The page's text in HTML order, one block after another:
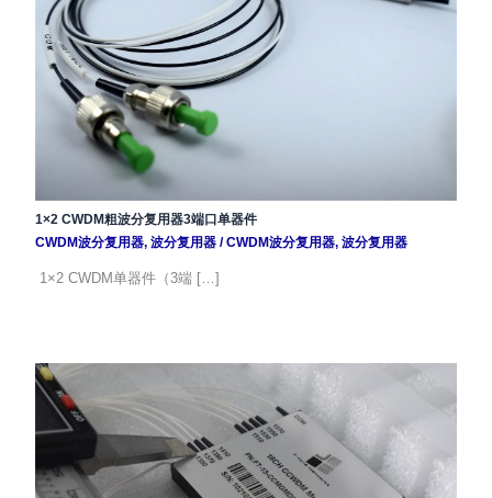
1×2 CWDM粗波分复用器3端口单器件
CWDM波分复用器, 波分复用器/CWDM波分复用器, 波分复用器
1×2 CWDM单器件（3端 […]